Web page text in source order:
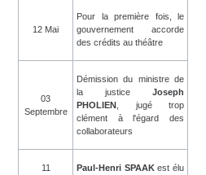
12 Mai
Pour la première fois, le
gouvernement accorde
des crédits au théâtre
03
Septembre
Démission du ministre de
la justice Joseph
PHOLIEN , jugé trop
clément à l'égard des
collaborateurs
11
Paul-Henri SPAAKest élu